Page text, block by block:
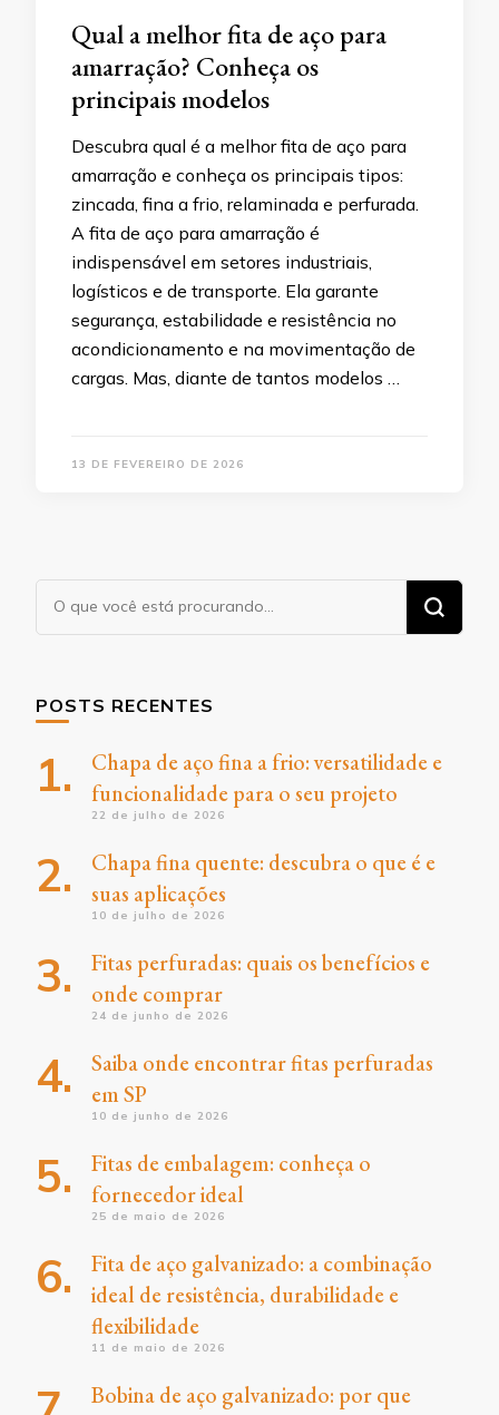
Qual a melhor fita de aço para
amarração? Conheça os
principais modelos
Descubra qual é a melhor fita de aço para
amarração e conheça os principais tipos:
zincada, fina a frio, relaminada e perfurada.
A fita de aço para amarração é
indispensável em setores industriais,
logísticos e de transporte. Ela garante
segurança, estabilidade e resistência no
acondicionamento e na movimentação de
cargas. Mas, diante de tantos modelos …
13 DE FEVEREIRO DE 2026
Procurando
algo?
POSTS RECENTES
Chapa de aço fina a frio: versatilidade e
funcionalidade para o seu projeto
22 de julho de 2026
Chapa fina quente: descubra o que é e
suas aplicações
10 de julho de 2026
Fitas perfuradas: quais os benefícios e
onde comprar
24 de junho de 2026
Saiba onde encontrar fitas perfuradas
em SP
10 de junho de 2026
Fitas de embalagem: conheça o
fornecedor ideal
25 de maio de 2026
Fita de aço galvanizado: a combinação
ideal de resistência, durabilidade e
flexibilidade
11 de maio de 2026
Bobina de aço galvanizado: por que